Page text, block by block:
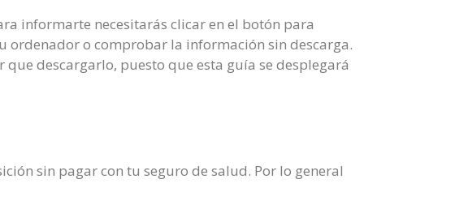
informarte necesitarás clicar en el botón para
ordenador o comprobar la información sin descarga.
descargarlo, puesto que esta guía se desplegará
sin pagar con tu seguro de salud. Por lo general